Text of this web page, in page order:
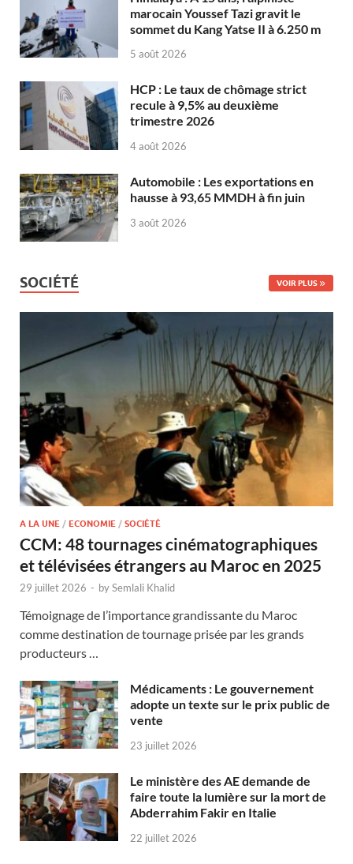
marocain Youssef Tazi gravit le
sommet du Kang Yatse II à 6.250 m
5 août 2026
HCP : Le taux de chômage strict
recule à 9,5% au deuxième
trimestre 2026
4 août 2026
Automobile : Les exportations en
hausse à 93,65 MMDH à fin juin
3 août 2026
SOCIÉTÉ VOIR PLUS
A LA UNE / ECONOMIE / SOCIÉTÉ
CCM: 48 tournages cinématographiques
et télévisées étrangers au Maroc en 2025
29 juillet 2026 - bySemlali Khalid
Témoignage de l’importance grandissante du Maroc
comme destination de tournage prisée par les grands
producteurs …
Médicaments : Le gouvernement
adopte un texte sur le prix public de
vente
23 juillet 2026
Le ministère des AE demande de
faire toute la lumière sur la mort de
Abderrahim Fakir en Italie
22 juillet 2026